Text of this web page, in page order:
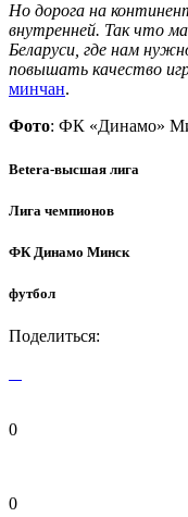
Но дорога на
внутренней. Так что
Беларуси, где нам
повышать качество
минчан.
Фото: ФК «Динамо»
Betera-высшая лига
Лига чемпионов
ФК Динамо Минск
футбол
Поделиться:
0
0